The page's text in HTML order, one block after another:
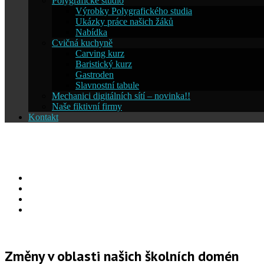
Výrobky Polygrafického studia
Ukázky práce našich žáků
Nabídka
Cvičná kuchyně
Carving kurz
Baristický kurz
Gastroden
Slavnostní tabule
Mechanici digitálních sítí – novinka!!
Naše fiktivní firmy
Kontakt
Změny v oblasti našich školních domén